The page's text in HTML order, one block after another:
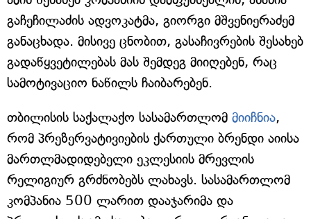
გაჩეჩილაძის ადვოკატმა, გიორგი მშვენიერაძემ
განაცხადა. მისივე ცნობით, გასაჩივრების შესახებ
გადაწყვეტილებას მას შემდეგ მიიღებენ, რაც
სამოტივაციო ნაწილს ჩაიბარებენ.
თბილისის საქალაქო სასამართლომ მიიჩნია,
რომ პრეზერვატივიების ქართული ბრენდი აიისა
მართლმადიდებელი ეკლესიის მრევლის
რელიგიურ გრძნობებს ლახავს. სასამართლომ
კომპანია 500 ლარით დააჯარიმა და